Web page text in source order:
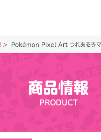
閉じる
Pokémon Pixel Art つれあるきマ
商品情報
PRODUCT